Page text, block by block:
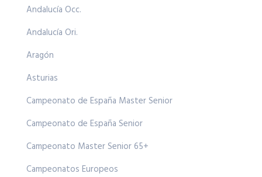
Andalucía Occ.
Andalucía Ori.
Aragón
Asturias
Campeonato de España Master Senior
Campeonato de España Senior
Campeonato Master Senior 65+
Campeonatos Europeos